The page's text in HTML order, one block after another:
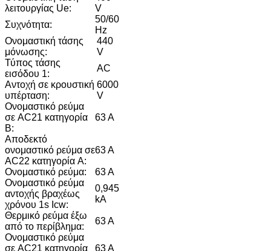
λειτουργίας Ue:
V
Συχνότητα:
50/60
Hz
Ονομαστική τάσης
μόνωσης:
440
V
Τύπος τάσης
εισόδου 1:
AC
Αντοχή σε κρουστική
υπέρταση:
6000
V
Ονομαστικό ρεύμα
σε AC21 κατηγορία
B:
63 A
Αποδεκτό
ονομαστικό ρεύμα σε
AC22 κατηγορία A:
63 A
Ονομαστικό ρεύμα:
63 A
Ονομαστικό ρεύμα
αντοχής βραχέως
χρόνου 1s Icw:
0,945
kA
Θερμικό ρεύμα έξω
από το περίβλημα:
63 A
Ονομαστικό ρεύμα
σε AC21 κατηγορία
63 A